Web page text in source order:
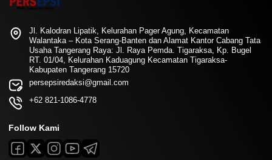
Jl. Kalodran Lipatik, Kelurahan Pager Agung, Kecamatan
Walantaka – Kota Serang-Banten dan Alamat Kantor Cabang Tata
Usaha Tangerang Raya: Jl. Raya Pemda. Tigaraksa, Kp. Bugel
RT. 01/04, Kelurahan Kaduagung Kecamatan Tigaraksa-
Kabupaten Tangerang 15720
persepsiredaksi@gmail.com
+62 821-1086-4778
Follow Kami